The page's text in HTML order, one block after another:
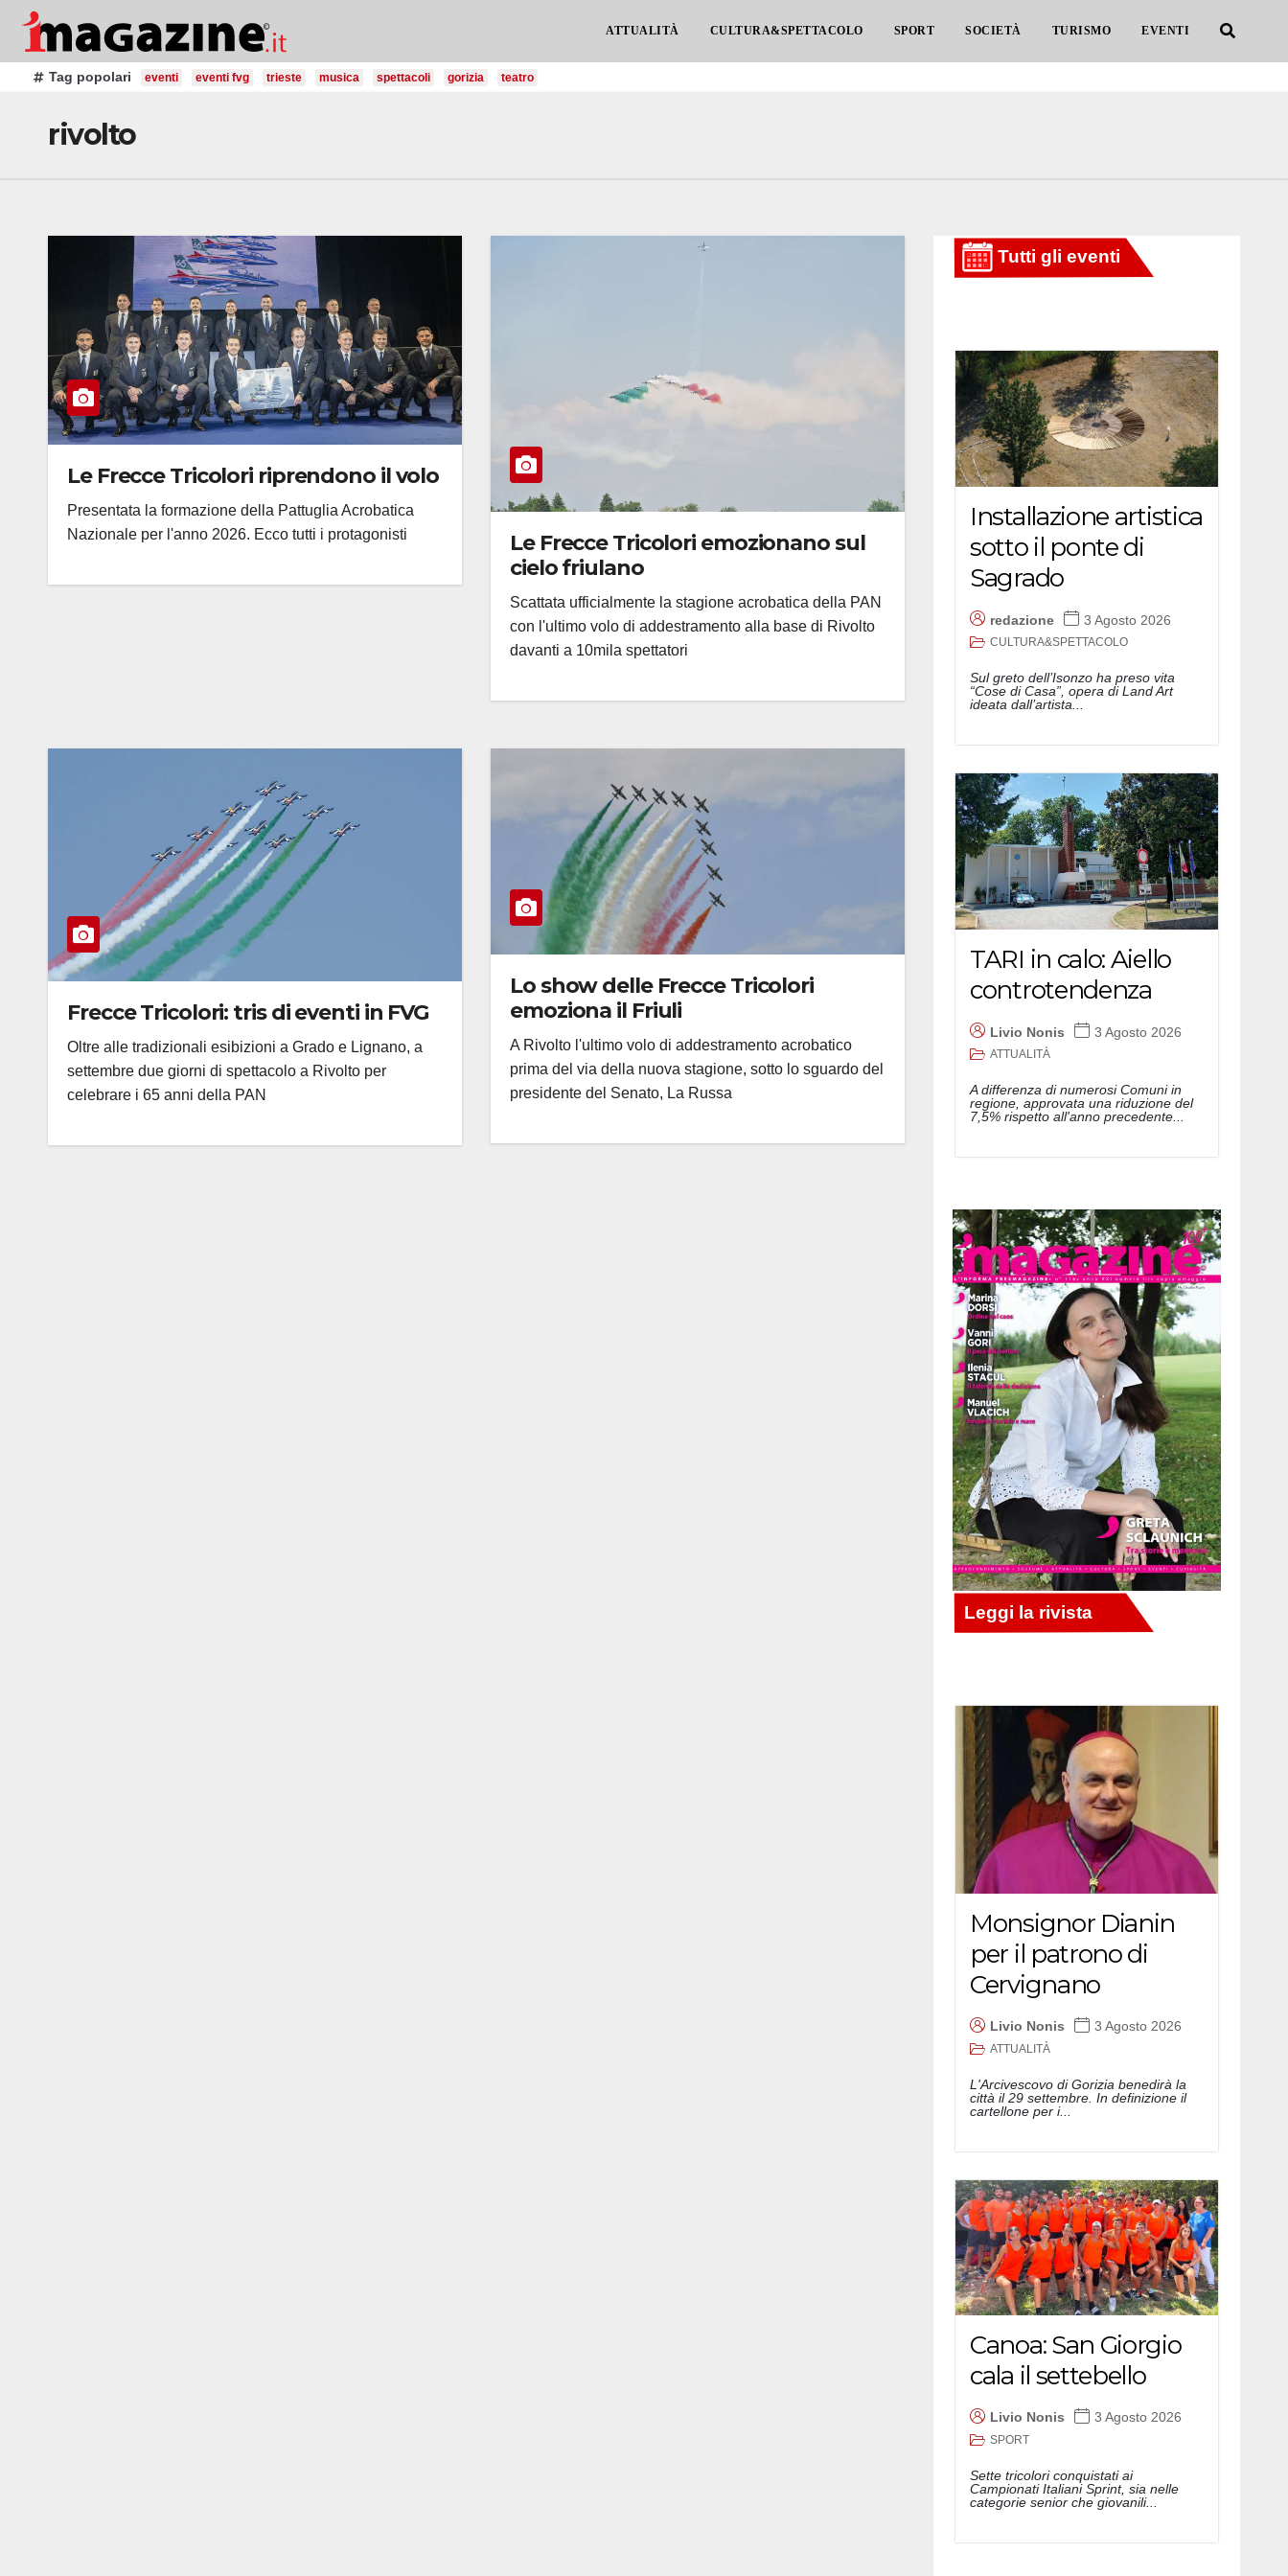
Salta
contenuto
ATTUALITÀ CULTURA&SPETTACOLO SPORT SOCIETÀ TURISMO EVENTI
Tag popolari eventi eventi fvg trieste musica spettacoli gorizia teatro
rivolto
Le Frecce Tricolori riprendono il volo
Presentata la formazione della Pattuglia Acrobatica
Nazionale per l'anno 2026. Ecco tutti i protagonisti
Le Frecce Tricolori emozionano sul
cielo friulano
Scattata ufficialmente la stagione acrobatica della PAN
con l'ultimo volo di addestramento alla base di Rivolto
davanti a 10mila spettatori
Frecce Tricolori: tris di eventi in FVG
Oltre alle tradizionali esibizioni a Grado e Lignano, a
settembre due giorni di spettacolo a Rivolto per
celebrare i 65 anni della PAN
Lo show delle Frecce Tricolori
emoziona il Friuli
A Rivolto l'ultimo volo di addestramento acrobatico
prima del via della nuova stagione, sotto lo sguardo del
presidente del Senato, La Russa
Installazione artistica
sotto il ponte di
Sagrado
redazione 3 Agosto 2026
CULTURA&SPETTACOLO
Sul greto dell’Isonzo ha preso vita
“Cose di Casa”, opera di Land Art
ideata dall’artista...
TARI in calo: Aiello
controtendenza
Livio Nonis 3 Agosto 2026
ATTUALITÀ
A differenza di numerosi Comuni in
regione, approvata una riduzione del
7,5% rispetto all'anno precedente...
Monsignor Dianin
per il patrono di
Cervignano
Livio Nonis 3 Agosto 2026
ATTUALITÀ
L'Arcivescovo di Gorizia benedirà la
città il 29 settembre. In definizione il
cartellone per i...
Canoa: San Giorgio
cala il settebello
Livio Nonis 3 Agosto 2026
SPORT
Sette tricolori conquistati ai
Campionati Italiani Sprint, sia nelle
categorie senior che giovanili...